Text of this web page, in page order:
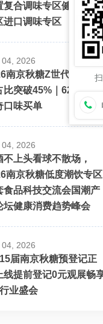
复合调味专区健康配料
进口调味专区
04, 2026
南京秋糖Z世代酒水消
比突破45%｜62%愿为
口味买单
04, 2026
不上头看球不散场，
南京秋糖低度潮饮专区
食品科技交流会国潮产
坛健康消费趋势峰会
04, 2026
届南京秋糖预登记正
线提前登记0元观展畅
业盛会